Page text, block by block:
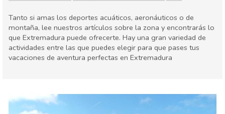
Tanto si amas los deportes acuáticos, aeronáuticos o de
montaña, lee nuestros artículos sobre la zona y encontrarás lo
que Extremadura puede ofrecerte. Hay una gran variedad de
actividades entre las que puedes elegir para que pases tus
vacaciones de aventura perfectas en Extremadura
Comida & Restaurantes
Deporte & aventura